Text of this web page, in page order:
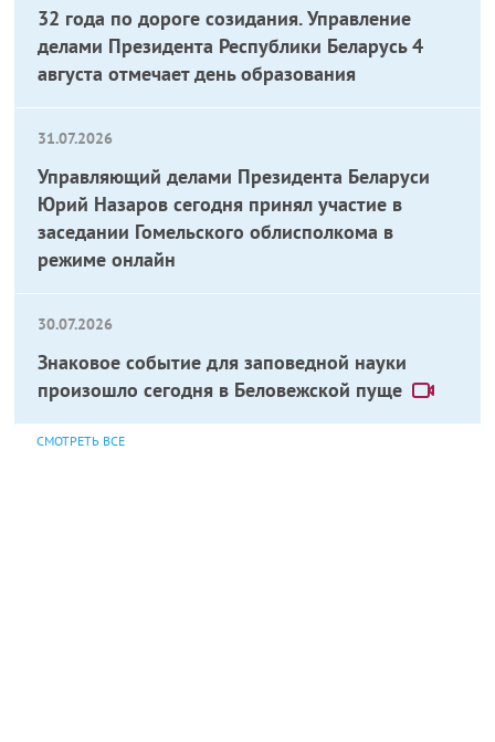
32 года по дороге созидания. Управление
делами Президента Республики Беларусь 4
августа отмечает день образования
31.07.2026
Управляющий делами Президента Беларуси
Юрий Назаров сегодня принял участие в
заседании Гомельского облисполкома в
режиме онлайн
30.07.2026
Знаковое событие для заповедной науки
произошло сегодня в Беловежской пуще
СМОТРЕТЬ ВСЕ